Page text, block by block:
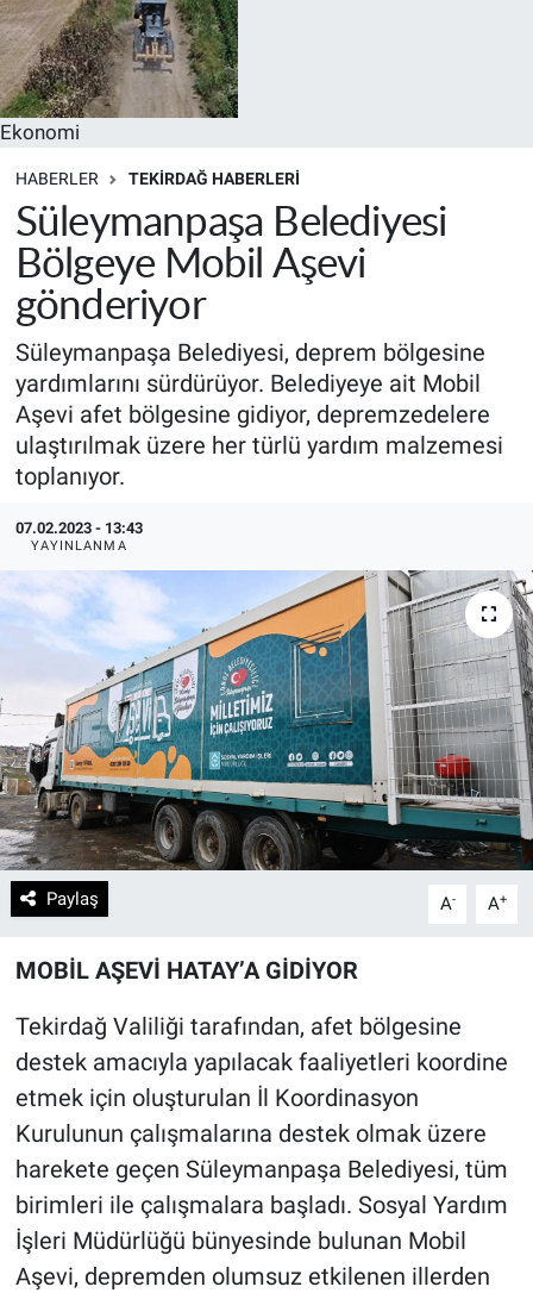
Ekonomi
HABERLER TEKIRDAĞ HABERLERI
Süleymanpaşa Belediyesi
Bölgeye Mobil Aşevi
gönderiyor
Süleymanpaşa Belediyesi, deprem bölgesine
yardımlarını sürdürüyor. Belediyeye ait Mobil
Aşevi afet bölgesine gidiyor, depremzedelere
ulaştırılmak üzere her türlü yardım malzemesi
toplanıyor.
07.02.2023 - 13:43
YAYINLANMA
Paylaş A- A+
MOBİL AŞEVİ HATAY’A GİDİYOR
Tekirdağ Valiliği tarafından, afet bölgesine
destek amacıyla yapılacak faaliyetleri koordine
etmek için oluşturulan İl Koordinasyon
Kurulunun çalışmalarına destek olmak üzere
harekete geçen Süleymanpaşa Belediyesi, tüm
birimleri ile çalışmalara başladı. Sosyal Yardım
İşleri Müdürlüğü bünyesinde bulunan Mobil
Aşevi, depremden olumsuz etkilenen illerden